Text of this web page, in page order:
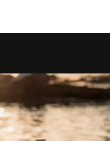
leggendarie e